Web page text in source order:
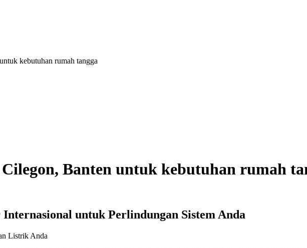
kebutuhan rumah tangga
Banten untuk kebutuhan rumah
untuk Perlindungan Sistem Anda
Listrik Anda